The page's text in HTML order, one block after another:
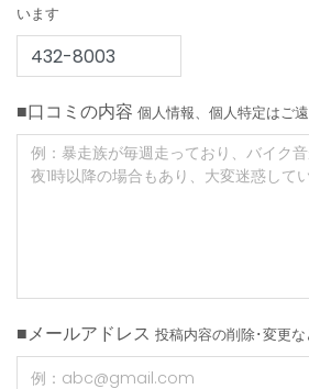
います
■口コミの内容 個人情報、個人特定はご
■メールアドレス 投稿内容の削除･変更